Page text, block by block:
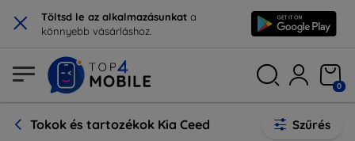
× Töltsd le az alkalmazásunkat a
könnyebb vásárláshoz.
0
Tokok és tartozékok Kia Ceed Szűrés